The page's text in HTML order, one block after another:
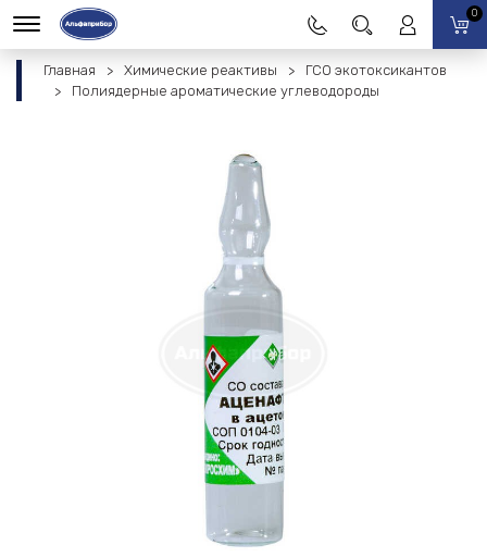
0
Главная Химические реактивы
ГСО экотоксикантов
Полиядерные ароматические углеводороды